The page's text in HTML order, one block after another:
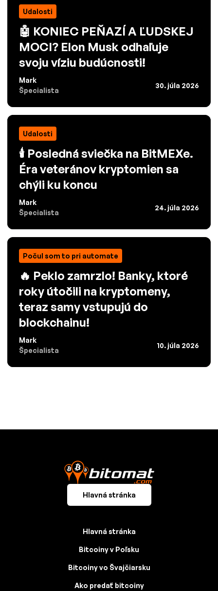
Udalosti
🤖 KONIEC PEŇAZÍ A ĽUDSKEJ
MOCI? Elon Musk odhaľuje
svoju víziu budúcnosti!
Mark
Špecialista
30. júla 2026
Udalosti
🕯️ Posledná sviečka na BitMEXe.
Éra veteránov kryptomien sa
chýli ku koncu
Mark
Špecialista
24. júla 2026
Počul som to pri automate
🔥 Peklo zamrzlo! Banky, ktoré
roky útočili na kryptomeny,
teraz samy vstupujú do
blockchainu!
Mark
Špecialista
10. júla 2026
Hlavná stránka
Hlavná stránka
Bitcoiny v Poľsku
Bitcoiny vo Švajčiarsku
Ako predať bitcoiny